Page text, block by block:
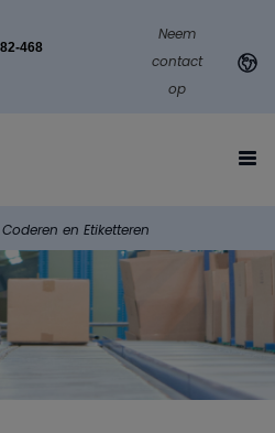
468
Neem
contact
op
en Etiketteren